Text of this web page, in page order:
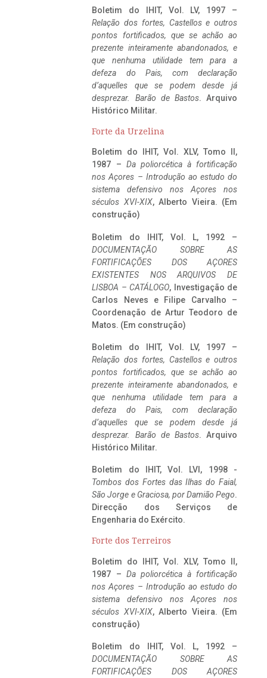
Boletim do IHIT, Vol. LV, 1997 –
Relação dos fortes, Castellos e outros
pontos fortificados, que se achão ao
prezente inteiramente abandonados, e
que nenhuma utilidade tem para a
defeza do Pais, com declaração
d’aquelles que se podem desde já
desprezar. Barão de Bastos. Arquivo
Histórico Militar.
Forte da Urzelina
Boletim do IHIT, Vol. XLV, Tomo II,
1987 – Da poliorcética à fortificação
nos Açores – Introdução ao estudo do
sistema defensivo nos Açores nos
séculos XVI-XIX, Alberto Vieira. (Em
construção)
Boletim do IHIT, Vol. L, 1992 –
DOCUMENTAÇÃO SOBRE AS
FORTIFICAÇÕES DOS AÇORES
EXISTENTES NOS ARQUIVOS DE
LISBOA – CATÁLOGO, Investigação de
Carlos Neves e Filipe Carvalho –
Coordenação de Artur Teodoro de
Matos. (Em construção)
Boletim do IHIT, Vol. LV, 1997 –
Relação dos fortes, Castellos e outros
pontos fortificados, que se achão ao
prezente inteiramente abandonados, e
que nenhuma utilidade tem para a
defeza do Pais, com declaração
d’aquelles que se podem desde já
desprezar. Barão de Bastos. Arquivo
Histórico Militar.
Boletim do IHIT, Vol. LVI, 1998 -
Tombos dos Fortes das Ilhas do Faial,
São Jorge e Graciosa, por Damião Pego.
Direcção dos Serviços de
Engenharia do Exército.
Forte dos Terreiros
Boletim do IHIT, Vol. XLV, Tomo II,
1987 – Da poliorcética à fortificação
nos Açores – Introdução ao estudo do
sistema defensivo nos Açores nos
séculos XVI-XIX, Alberto Vieira. (Em
construção)
Boletim do IHIT, Vol. L, 1992 –
DOCUMENTAÇÃO SOBRE AS
FORTIFICAÇÕES DOS AÇORES